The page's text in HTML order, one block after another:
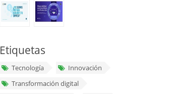
Etiquetas
Tecnología
Innovación
Transformación digital